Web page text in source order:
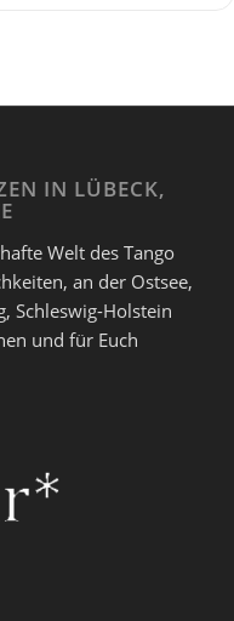
IN LÜBECK,
Welt des Tango
an der Ostsee,
Schleswig-Holstein
und für Euch